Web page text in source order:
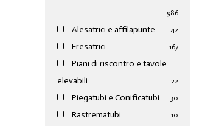
986
Alesatrici e affilapunte 42
Fresatrici 167
Piani di riscontro e tavole
elevabili
22
Piegatubi e Conificatubi 30
Rastrematubi 10